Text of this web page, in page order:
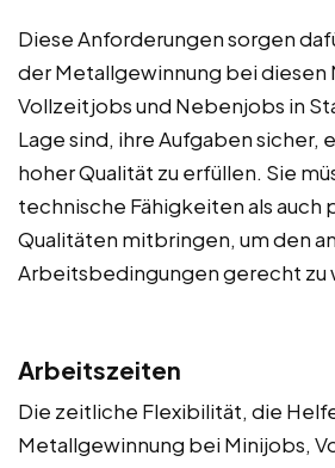
Diese Anforderungen sorgen
der Metallgewinnung bei diesen
Vollzeitjobs und Nebenjobs in
Lage sind, ihre Aufgaben sicher,
hoher Qualität zu erfüllen. Sie
technische Fähigkeiten als auch
Qualitäten mitbringen, um den
Arbeitsbedingungen gerecht zu
Arbeitszeiten
Die zeitliche Flexibilität, die
Metallgewinnung bei Minijobs,